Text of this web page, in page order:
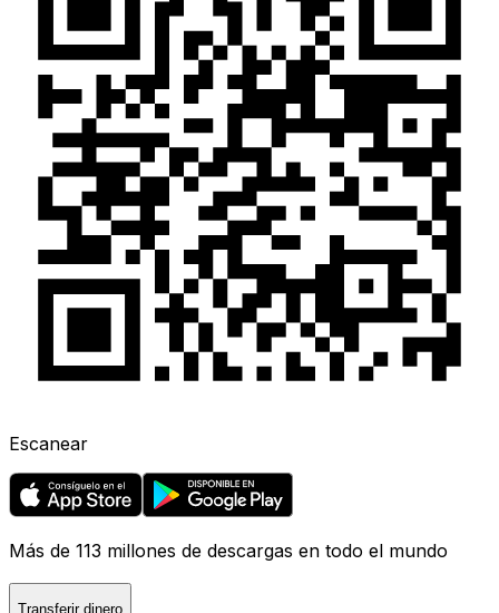
Escanear
Más de 113 millones de descargas en todo el mundo
Transferir dinero